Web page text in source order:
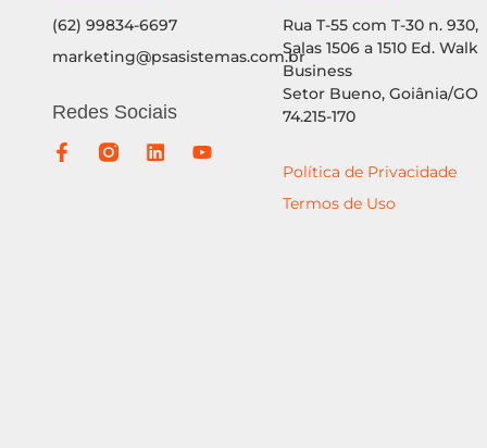
Rua T-55 com T-30 n. 930,
Salas 1506 a 1510 Ed. Walk
Business
Setor Bueno, Goiânia/GO
74.215-170
Política de Privacidade
Termos de Uso
(62) 99834-6697
marketing@psasistemas.com.br
Redes Sociais